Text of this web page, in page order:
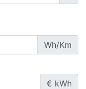
Wh/Km
€ kWh